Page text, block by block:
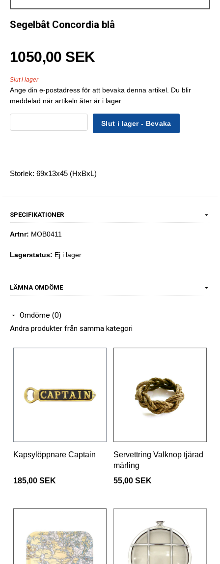
Segelbåt Concordia blå
1050,00 SEK
Slut i lager
Ange din e-postadress för att bevaka denna artikel. Du blir
meddelad när artikeln åter är i lager.
Slut i lager - Bevaka
Storlek: 69x13x45 (HxBxL)
SPECIFIKATIONER
Artnr: MOB0411
Lagerstatus: Ej i lager
LÄMNA OMDÖME
Omdöme (0)
Andra produkter från samma kategori
Kapsylöppnare Captain
185,00 SEK
Servettring Valknop tjärad
märling
55,00 SEK